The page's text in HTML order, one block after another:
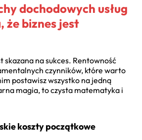
dochodowych usług
że biznes jest
skazana na sukces. Rentowność
czynników, które warto
postawisz wszystko na jedną
magia, to czysta matematyka i
koszty początkowe